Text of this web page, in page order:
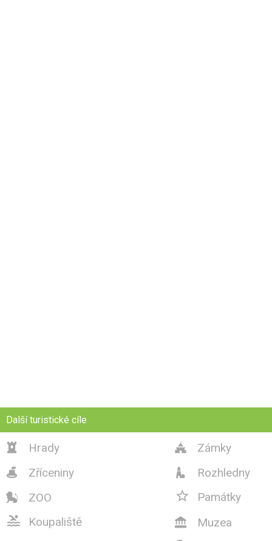
Další turistické cíle
 Hrady  Zámky
 Zříceniny  Rozhledny
 ZOO  Památky
 Koupaliště  Muzea